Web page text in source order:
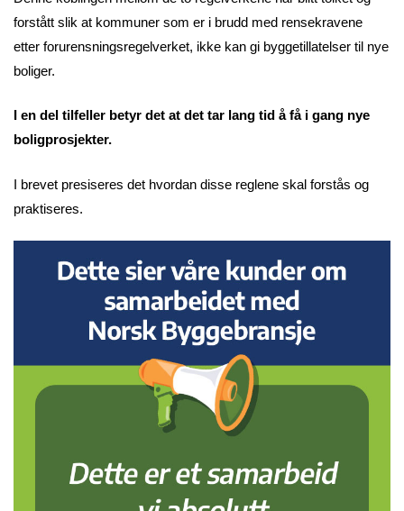
forstått slik at kommuner som er i brudd med rensekravene
etter forurensningsregelverket, ikke kan gi byggetillatelser til nye
boliger.
I en del tilfeller betyr det at det tar lang tid å få i gang nye
boligprosjekter.
I brevet presiseres det hvordan disse reglene skal forstås og
praktiseres.